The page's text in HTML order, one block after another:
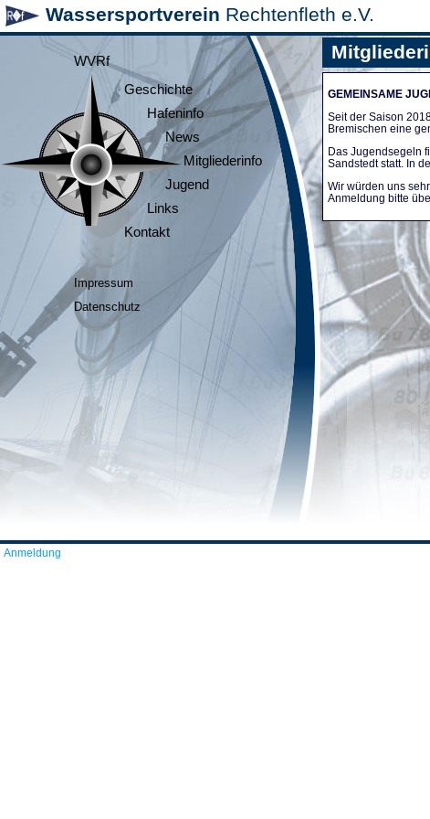
Wassersportverein Rechtenfleth e.V.
WVRf
Geschichte
Hafeninfo
News
Mitgliederinfo
Jugend
Links
Kontakt
Impressum
Datenschutz
GEMEINSAME
Seit der Saison
Bremischen eine
Das Jugendsegeln
Sandstedt statt. In
Wir würden uns
Anmeldung bitte
Anmeldung